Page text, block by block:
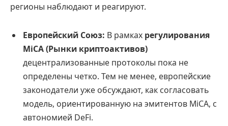
регионы наблюдают и реагируют.
Европейский Союз: В рамках регулирования
MiCA (Рынки криптоактивов)
децентрализованные протоколы пока не
определены четко. Тем не менее, европейские
законодатели уже обсуждают, как согласовать
модель, ориентированную на эмитентов MiCA, с
автономией DeFi.